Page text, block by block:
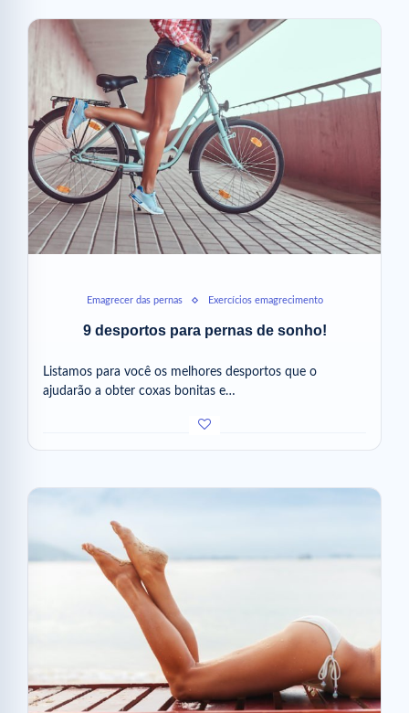
Emagrecer das pernas Exercícios emagrecimento
9 desportos para pernas de sonho!
Listamos para você os melhores desportos que o
ajudarão a obter coxas bonitas e…